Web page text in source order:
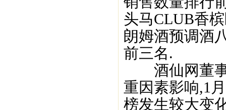
头马CLUB香
朗姆酒预调酒
前三名.
酒仙网董事
重因素影响,1
榜发生较大变